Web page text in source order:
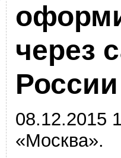
через
России
08.12.2015
«Москва».